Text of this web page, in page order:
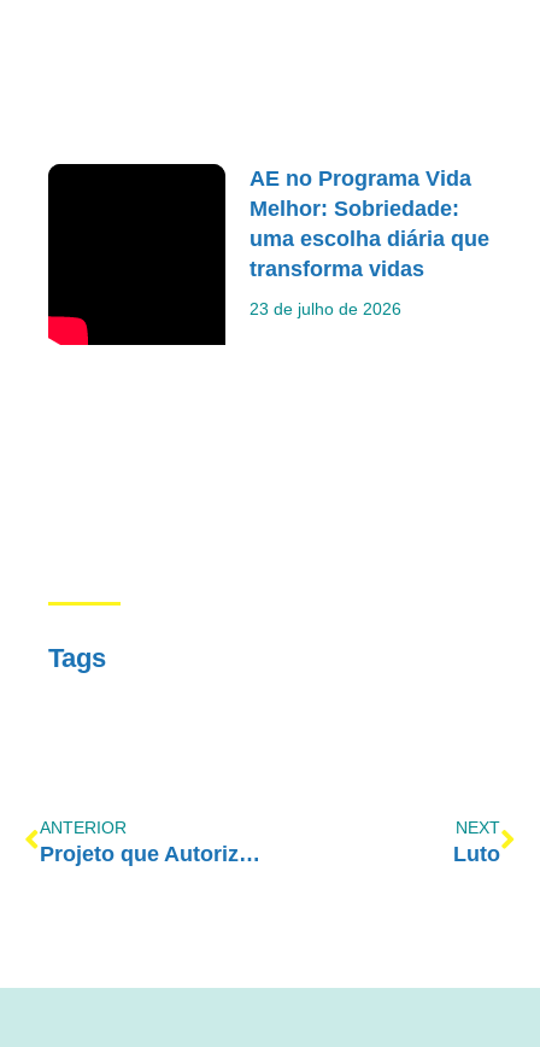
AE no Programa Vida
Melhor: Sobriedade:
uma escolha diária que
transforma vidas
23 de julho de 2026
Tags
ANTERIOR
Projeto que Autoriza Porte e Uso Suficiente para Consumo de Drogas por Cinco Dias
NEXT
Luto